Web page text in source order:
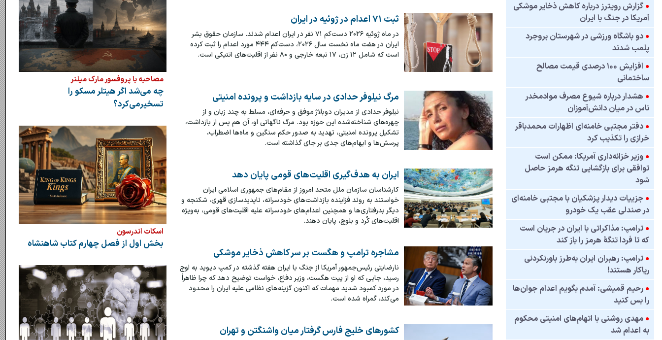
مصاحبه با پروفسور مارک میلنر
چه می‌شد اگر هیتلر مسکو را
تسخیرمی‌کرد؟
اسکات اندرسون
بخش اول از فصل چهارم کتاب شاهنشاه
ثبت ۷۱ اعدام در ژوئيه در ایران
در ماه ژوئیه ۲۰۲۶ دست‌کم ۷۱ نفر در ایران اعدام شدند. سازمان حقوق بشر
ایران در هفت ماه نخست سال ۲۰۲۶، دست‌کم ۴۴۴ مورد اعدام را ثبت کرده
است که شامل ۱۲ زن، ۱۷ تبعه خارجی و ۸۰ نفر از اقلیت‌های اتنیکی است.
مرگ نیلوفر حدادی در سایه بازداشت و پرونده امنیتی
نیلوفر حدادی از مدیران دوبلاژ موفق و حرفه‌ای، مسلط به چند زبان و از
چهره‌های شناخته‌شده این حوزه بود. مرگ ناگهانی‌ او، آن هم پس از بازداشت،
تشکیل پرونده امنیتی، تهدید به صدور حکم سنگین و ماه‌ها اضطراب،
پرسش‌ها و ابهام‌های جدی بر جای گذاشته است.
ایران به هدف‌گیری اقلیت‌های قومی پایان دهد
کارشناسان سازمان ملل متحد امروز از مقام‌های جمهوری اسلامی ایران
خواستند به روند فزاینده بازداشت‌های خودسرانه، ناپدیدسازی قهری، شکنجه و
دیگر بدرفتاری‌ها و همچنین اعدام‌های خودسرانه علیه اقلیت‌های قومی، به‌ویژه
اقلیت‌های کُرد و بلوچ، پایان دهند.
مشاجره ترامپ و هگست بر سر کاهش ذخایر موشکی
نارضایتی رئیس‌جمهور آمریکا از جنگ با ایران هفته گذشته در کمپ دیوید به اوج
رسید، جایی که او از پیت هگست، وزیر دفاع، خواست توضیح دهد که چرا ظاهراً
در مورد کمبود شدید مهمات که اکنون گزینه‌های نظامی علیه ایران را محدود
می‌کند، گمراه شده است.
کشورهای خلیج فارس گرفتار میان واشنگتن و تهران
● گزارش رویترز درباره کاهش ذخایر موشکی
آمریکا در جنگ با ایران
● دو باشگاه ورزشی در شهرستان بروجرد
پلمب شدند
●
افزایش ۱۰۰ درصدی قیمت مصالح
ساختمانی
● هشدار درباره شیوع مصرف موادمخدر
ناس در میان دانش‌آموزان
● دفتر مجتبی خامنه‌ای اظهارات محمدباقر
خرازی را تکذیب کرد
● وزیر خزانه‌داری آمریکا: ممکن است
توافقی برای بازگشایی تنگه هرمز حاصل
شود
● جزییات دیدار پزشکیان با مجتبی خامنه‌ای
در صندلی عقب یک خودرو
● ترامپ: مذاکراتی با ایران در جریان است
که تا فردا تنگهٔ هرمز را باز کند
● ترامپ: رهبران ایران به‌طرز باورنکردنی
ریاکار هستند!
● رحیم قمیشی: آمدم بگویم اعدام جوان‌ها
را بس کنید
● مهدی روشنی با اتهام‌های امنیتی محکوم
به اعدام شد